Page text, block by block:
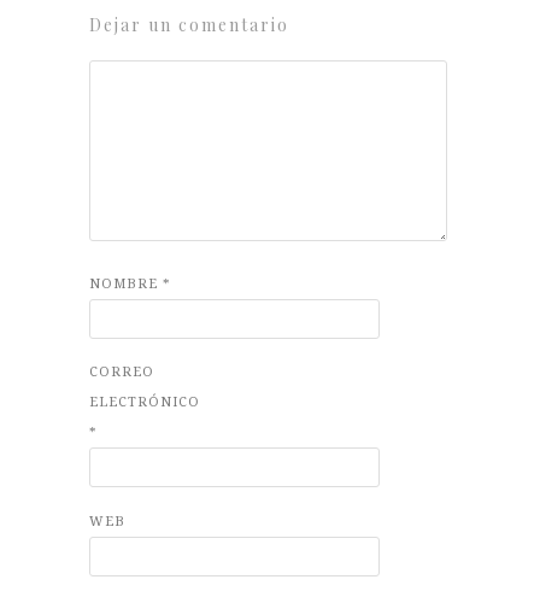
Dejar un comentario
NOMBRE *
CORREO
ELECTRÓNICO
*
WEB